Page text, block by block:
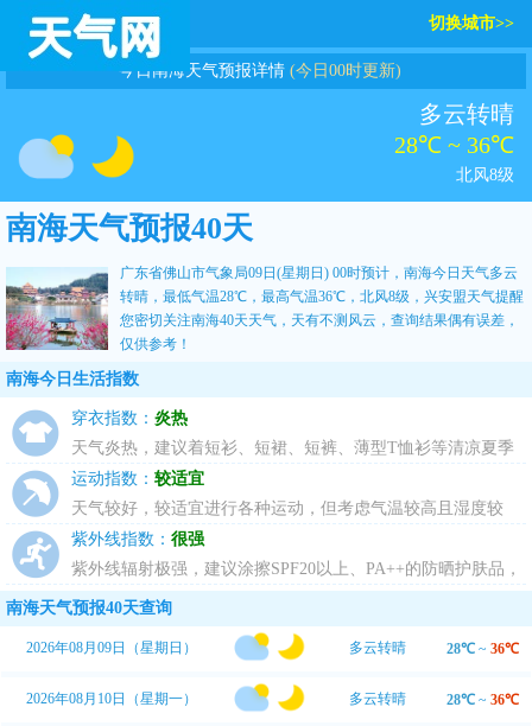
切换城市>>
今日南海天气预报详情 (今日00时更新)
多云转晴
28℃ ~ 36℃
北风8级
南海天气预报40天
广东省佛山市气象局09日(星期日) 00时预计，南海今日天气多云
转晴，最低气温28℃，最高气温36℃，北风8级， 兴安盟天气提醒
您密切关注南海40天天气 ，天有不测风云，查询结果偶有误差，
仅供参考！
南海今日生活指数
穿衣指数： 炎热
天气炎热，建议着短衫、短裙、短裤、薄型T恤衫等清凉夏季
服装。
运动指数： 较适宜
天气较好，较适宜进行各种运动，但考虑气温较高且湿度较
大，请适当降低运动强度，并及时补充水分。
紫外线指数： 很强
紫外线辐射极强，建议涂擦SPF20以上、PA++的防晒护肤品，
尽量避免暴露于日光下。
南海天气预报40天查询
2026年08月09日（星期日） 多云转晴 28℃ ~ 36℃
2026年08月10日（星期一） 多云转晴 28℃ ~ 36℃